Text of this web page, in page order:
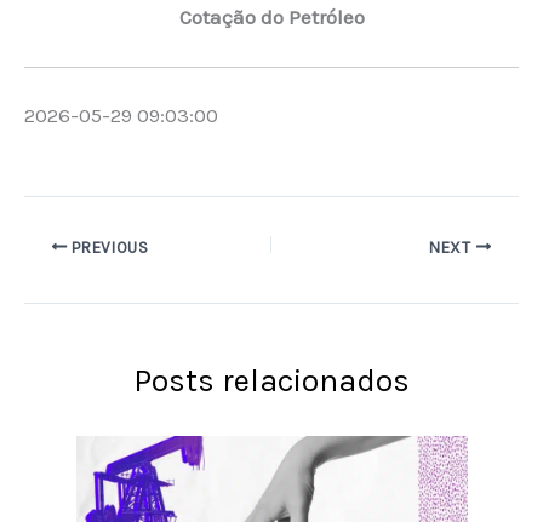
Cotação do Petróleo
2026-05-29 09:03:00
PREVIOUS NEXT
Posts relacionados